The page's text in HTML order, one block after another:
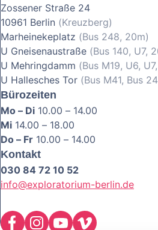
Zossener Straße 24
10961 Berlin (Kreuzberg)
Marheinekeplatz (Bus 248, 20m)
U Gneisenaustraße (Bus 140, U7,
U Mehringdamm (Bus M19, U6,
U Hallesches Tor (Bus M41, Bus
Bürozeiten
Mo – Di 10.00 – 14.00
Mi 14.00 – 18.00
Do – Fr 10.00 – 14.00
Kontakt
030 84 72 10 52
info@exploratorium-berlin.de